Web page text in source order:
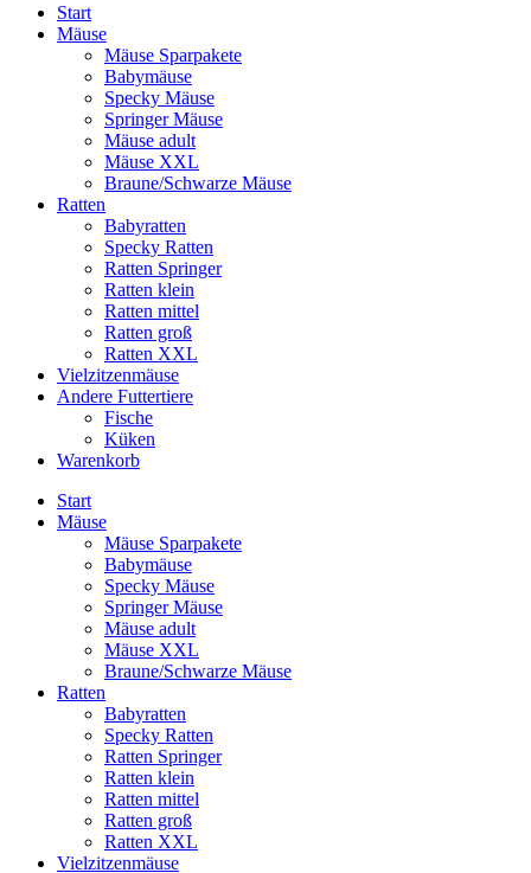
Start
Mäuse
Mäuse Sparpakete
Babymäuse
Specky Mäuse
Springer Mäuse
Mäuse adult
Mäuse XXL
Braune/Schwarze Mäuse
Ratten
Babyratten
Specky Ratten
Ratten Springer
Ratten klein
Ratten mittel
Ratten groß
Ratten XXL
Vielzitzenmäuse
Andere Futtertiere
Fische
Küken
Warenkorb
Start
Mäuse
Mäuse Sparpakete
Babymäuse
Specky Mäuse
Springer Mäuse
Mäuse adult
Mäuse XXL
Braune/Schwarze Mäuse
Ratten
Babyratten
Specky Ratten
Ratten Springer
Ratten klein
Ratten mittel
Ratten groß
Ratten XXL
Vielzitzenmäuse